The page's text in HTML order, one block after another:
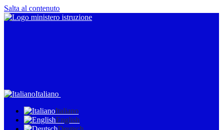
Salta al contenuto
Italiano
Italiano
English